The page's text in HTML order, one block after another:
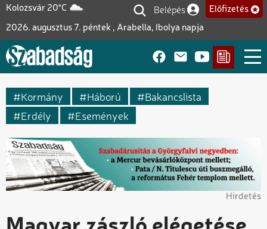
Ugrás
tartalomra
Kolozsvár 20°C
2026. augusztus 7. péntek , Arabella, Ibolya napja
Felhasználói fiók
Belépés Előfizetés
Kormány Háború
Bakancslista
Erdély
Események
Hirdetés